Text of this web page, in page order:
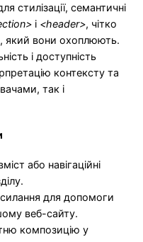
стилізації, семантичні
і <header>, чітко
який вони охоплюють.
і доступність
контексту та
так і
або навігаційні
для допомоги
веб-сайту.
композицію у